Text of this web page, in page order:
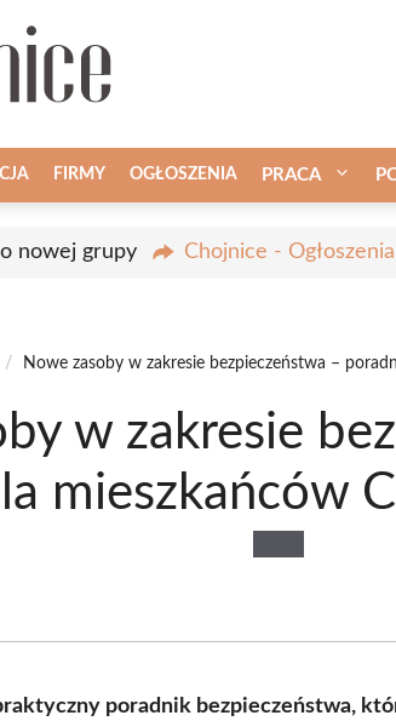
FIRMY OGŁOSZENIA PRACA
nowej grupy Chojnice -
/ Nowe zasoby w zakresie bezpieczeństwa –
w zakresie
mieszkańców
poradnik bezpieczeństwa,